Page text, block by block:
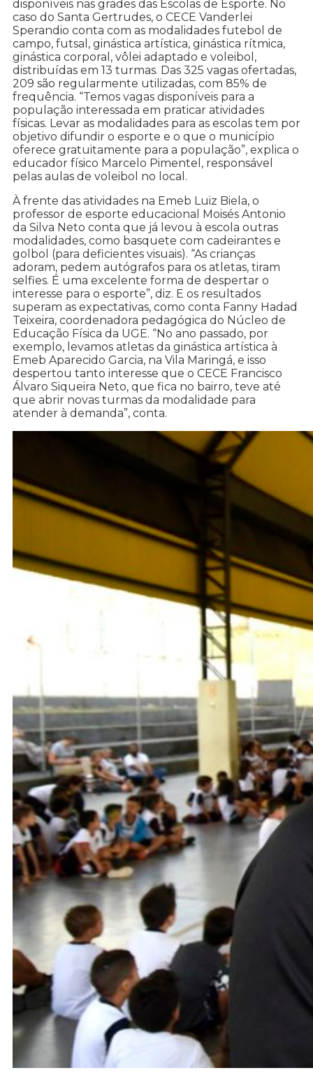
disponíveis nas grades das Escolas de Esporte. No
caso do Santa Gertrudes, o CECE Vanderlei
Sperandio conta com as modalidades futebol de
campo, futsal, ginástica artística, ginástica rítmica,
ginástica corporal, vôlei adaptado e voleibol,
distribuídas em 13 turmas. Das 325 vagas ofertadas,
209 são regularmente utilizadas, com 85% de
frequência. “Temos vagas disponíveis para a
população interessada em praticar atividades
físicas. Levar as modalidades para as escolas tem por
objetivo difundir o esporte e o que o município
oferece gratuitamente para a população”, explica o
educador físico Marcelo Pimentel, responsável
pelas aulas de voleibol no local.
À frente das atividades na Emeb Luiz Biela, o
professor de esporte educacional Moisés Antonio
da Silva Neto conta que já levou à escola outras
modalidades, como basquete com cadeirantes e
golbol (para deficientes visuais). “As crianças
adoram, pedem autógrafos para os atletas, tiram
selfies. É uma excelente forma de despertar o
interesse para o esporte”, diz. E os resultados
superam as expectativas, como conta Fanny Hadad
Teixeira, coordenadora pedagógica do Núcleo de
Educação Física da UGE. “No ano passado, por
exemplo, levamos atletas da ginástica artística à
Emeb Aparecido Garcia, na Vila Maringá, e isso
despertou tanto interesse que o CECE Francisco
Álvaro Siqueira Neto, que fica no bairro, teve até
que abrir novas turmas da modalidade para
atender à demanda”, conta.